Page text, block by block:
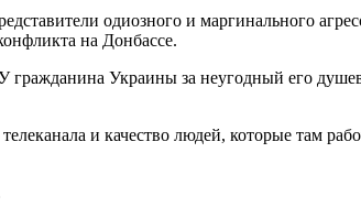
одиозного и маргинального
на Донбассе.
Украины за неугодный его
и качество людей, которые там